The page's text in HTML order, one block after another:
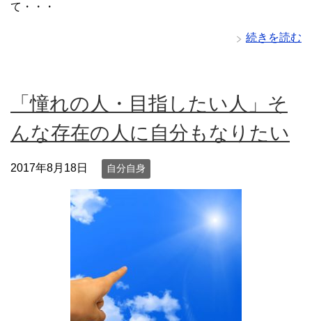
て・・・
続きを読む
「憧れの人・目指したい人」そ
んな存在の人に自分もなりたい
2017年8月18日 自分自身